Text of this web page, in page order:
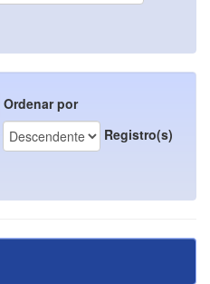
Ordenar por
Registro(s)